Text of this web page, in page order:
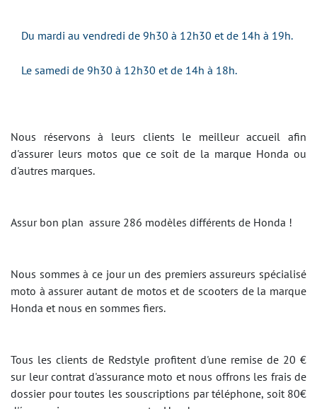
Du mardi au vendredi de 9h30 à 12h30 et de 14h à 19h.
Le samedi de 9h30 à 12h30 et de 14h à 18h.
Nous réservons à leurs clients le meilleur accueil afin
d'assurer leurs motos que ce soit de la marque Honda ou
d'autres marques.
Assur bon plan assure 286 modèles différents de Honda !
Nous sommes à ce jour un des premiers assureurs spécialisé
moto à assurer autant de motos et de scooters de la marque
Honda et nous en sommes fiers.
Tous les clients de Redstyle profitent d'une remise de 20 €
sur leur contrat d'assurance moto et nous offrons les frais de
dossier pour toutes les souscriptions par téléphone, soit 80€